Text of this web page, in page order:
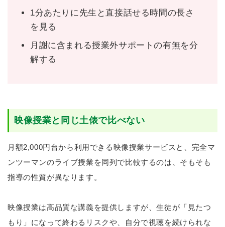
1分あたりに先生と直接話せる時間の長さ
を見る
月謝に含まれる授業外サポートの有無を分
解する
映像授業と同じ土俵で比べない
月額2,000円台から利用できる映像授業サービスと、完全マ
ンツーマンのライブ授業を同列で比較するのは、そもそも
指導の性質が異なります。
映像授業は高品質な講義を提供しますが、生徒が「見たつ
もり」になって終わるリスクや、自分で視聴を続けられな